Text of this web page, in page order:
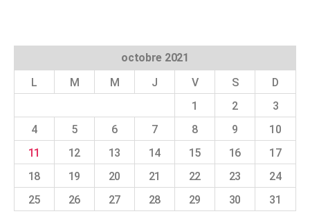
octobre 2021
L
M M J V S
D
1
2
3
4
5 6 7 8 9
10
11
12 13 14 15 16
17
18
19 20 21 22 23
24
25
26 27 28 29 30 31